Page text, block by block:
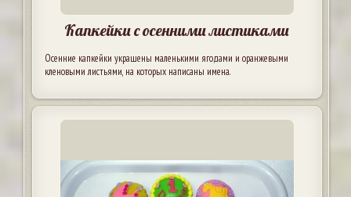
Капкейки с осенними листиками
Осенние капкейки украшены маленькими ягодами и оранжевыми
кленовыми листьями, на которых написаны имена.